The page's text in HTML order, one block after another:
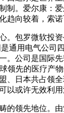
制。爱尔康：
趋向较着，索
包罗微软投资
通用电气公司
。公司是国际
球领先的医疗
、日本共占领
以或许无效利
先地位。由